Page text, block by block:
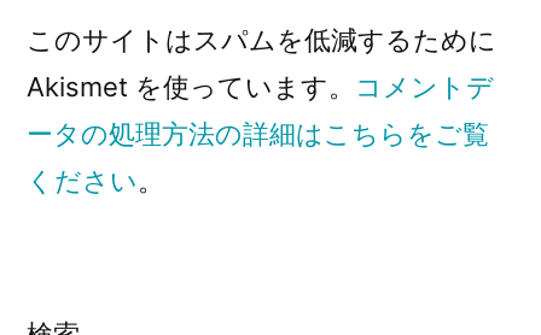
このサイトはスパムを低減するために
Akismet を使っています。
コメントデ
ータの処理方法の詳細はこちらをご覧
ください。